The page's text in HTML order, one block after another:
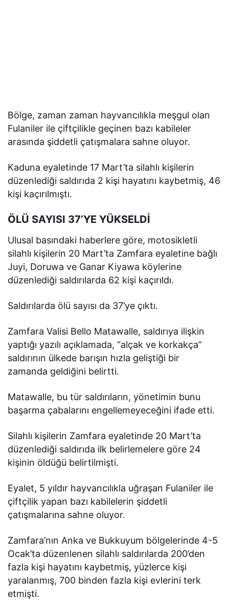
Bölge, zaman zaman hayvancılıkla meşgul olan
Fulaniler ile çiftçilikle geçinen bazı kabileler
arasında şiddetli çatışmalara sahne oluyor.
Kaduna eyaletinde 17 Mart’ta silahlı kişilerin
düzenlediği saldırıda 2 kişi hayatını kaybetmiş, 46
kişi kaçırılmıştı.
ÖLÜ SAYISI 37’YE YÜKSELDİ
Ulusal basındaki haberlere göre, motosikletli
silahlı kişilerin 20 Mart’ta Zamfara eyaletine bağlı
Juyi, Doruwa ve Ganar Kiyawa köylerine
düzenlediği saldırılarda 62 kişi kaçırıldı.
Saldırılarda ölü sayısı da 37’ye çıktı.
Zamfara Valisi Bello Matawalle, saldırıya ilişkin
yaptığı yazılı açıklamada, “alçak ve korkakça”
saldırının ülkede barışın hızla geliştiği bir
zamanda geldiğini belirtti.
Matawalle, bu tür saldırıların, yönetimin bunu
başarma çabalarını engellemeyeceğini ifade etti.
Silahlı kişilerin Zamfara eyaletinde 20 Mart’ta
düzenlediği saldırıda ilk belirlemelere göre 24
kişinin öldüğü belirtilmişti.
Eyalet, 5 yıldır hayvancılıkla uğraşan Fulaniler ile
çiftçilik yapan bazı kabilelerin şiddetli
çatışmalarına sahne oluyor.
Zamfara’nın Anka ve Bukkuyum bölgelerinde 4-5
Ocak’ta düzenlenen silahlı saldırılarda 200’den
fazla kişi hayatını kaybetmiş, yüzlerce kişi
yaralanmış, 700 binden fazla kişi evlerini terk
etmişti.